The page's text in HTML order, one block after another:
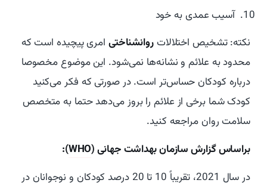
آسیب عمدی به خود
نکته: تشخیص اختلالاتروانشناختی امری پیچیده است که
محدود به علائم و نشانه‌ها نمی‌شود. این موضوع مخصوصا
درباره کودکان حساس‌تر است. در صورتی که فکر می‌کنید
کودک شما برخی از علائم را بروز می‌دهد حتما به متخصص
سلامت روان مراجعه کنید.
براساس گزارش سازمان بهداشت جهانی (WHO
):
در سال 2021، تقریباً 10 تا 20 درصد کودکان و نوجوانان در